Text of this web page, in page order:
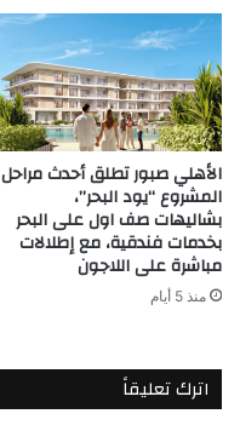
الأهلي صبور تطلق أحدث مراحل
المشروع “يود البحر”،
بشاليهات صف اول على البحر
بخدمات فندقية، مع إطلالات
مباشرة على اللاجون
منذ 5 أيام
اترك تعليقاً